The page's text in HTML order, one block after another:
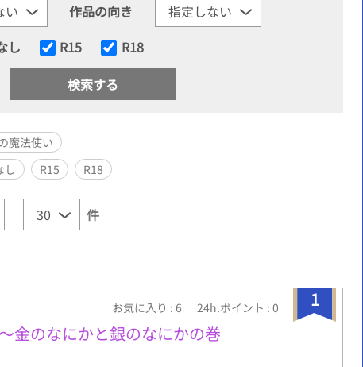
作品の向き
し R15 R18
魔法使い
し R15 R18
件
1
お気に入り : 6 24h.ポイント : 0
金のなにかと銀のなにかの巻